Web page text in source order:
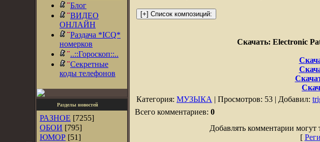
Блог
ВИДЕО
ОНЛАЙН
Раздача *ICQ*
номерков
..::Гороскоп::..
Секретные
коды телефонов
Разделы новостей
РАЗНОЕ [7255]
ОБОИ [795]
ЮМОР [51]
Скачать: Electronic
Категория: МУЗЫКА | Просмотров: 53 | Добавил:
Всего комментариев: 0
Добавлять комментарии могут
[